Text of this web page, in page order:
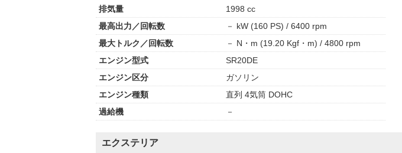
排気量
1998 cc
最高出力／回転数
－ kW (160 PS) / 6400 rpm
最大トルク／回転数
－ N・m (19.20 Kgf・m) / 4800 rpm
エンジン型式
SR20DE
エンジン区分
ガソリン
エンジン種類
直列 4気筒 DOHC
過給機
－
エクステリア